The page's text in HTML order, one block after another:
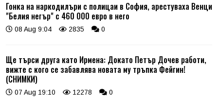
Гонка на наркодилъри с полицаи в София, арестуваха Венци
"Белия негър" с 460 000 евро в него
08 Aug 9:04 2835 0
Ще търси друга като Ирмена: Докато Петър Дочев работи,
вижте с кого се забавлява новата му тръпка Фейгин!
(СНИМКИ)
07 Aug 19:10 12278 0